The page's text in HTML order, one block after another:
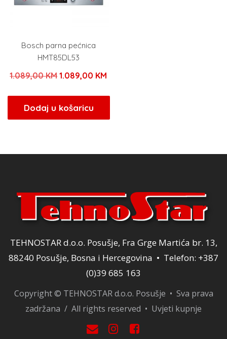
Bosch parna pećnica
HMT85DL53
1.089,00KMIzvorna
bila
je:
1.089,00 KM
1.089,00 KM.
Dodaj u košaricu
TEHNOSTAR d.o.o. Posušje, Fra Grge Martića br. 13,
88240 Posušje, Bosna i Hercegovina • Telefon: +387
(0)39 685 163
Copyright © TEHNOSTAR d.o.o. Posušje • Sva prava
zadržana / All rights reserved • Uvjeti kupnje